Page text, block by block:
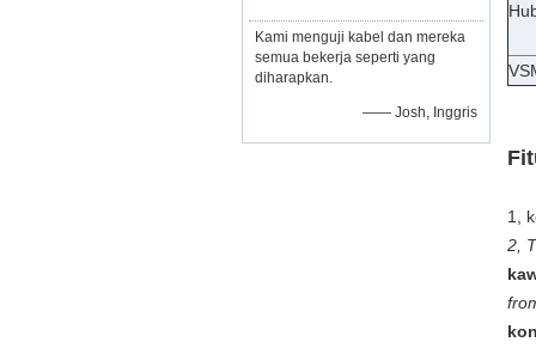
Kami menguji kabel dan mereka
semua bekerja seperti yang
diharapkan.
—— Josh, Inggris
1,
2,